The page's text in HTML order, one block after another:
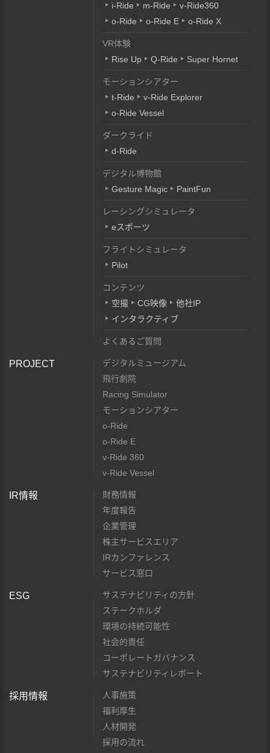
i-Ride
m-Ride
v-Ride360
o-Ride
o-Ride E o-Ride X
VR体験
Rise Up
Q-Ride Super Hornet
モーションシアター
t-Ride
v-Ride Explorer
o-Ride Vessel
ダークライド
d-Ride
デジタル博物館
Gesture Magic
PaintFun
レーシングシミュレータ
eスポーツ
フライトシミュレータ
Pilot
コンテンツ
空撮
CG映像
他社IP
インタラクティブ
よくあるご質問
PROJECT
デジタルミュージアム
飛行劇院
Racing Simulator
モーションシアター
o-Ride
o-Ride E
v-Ride 360
v-Ride Vessel
IR情報
財務情報
年度報告
企業管理
株主サービスエリア
IRカンファレンス
サービス窓口
ESG
サステナビリティの方針
ステークホルダ
環境の持続可能性
社会的責任
コーポレートガバナンス
サステナビリティレポート
採用情報
人事施策
福利厚生
人材開発
採用の流れ